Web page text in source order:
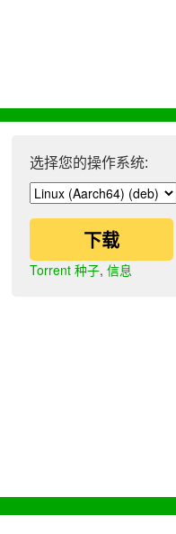
选择您的操作系统:
下载
Torrent 种子, 信息